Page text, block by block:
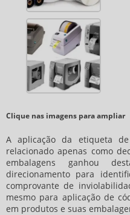
Clique nas imagens para ampliar
A aplicação da etiqueta
relacionado apenas como
embalagens ganhou
direcionamento para
comprovante de
mesmo para aplicação de
em produtos e suas